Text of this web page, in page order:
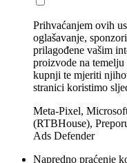
Prihvaćanjem ovih
oglašavanje,
prilagođene vašim
proizvode na
kupnji te mjeriti
stranici koristimo
Meta-Pixel,
(RTBHouse),
Ads Defender
Napredno praćenje